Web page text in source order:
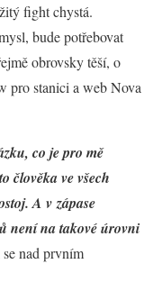
fight chystá.
bude potřebovat
obrovsky těší, o
pro stanici a web Nova
co je pro mě
člověka ve všech
A v zápase
není na takové úrovni
nad prvním